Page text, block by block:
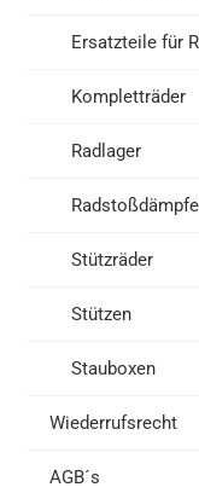
Ersatzteile für
Kompletträder
Radlager
Stützräder
Stützen
Stauboxen
Wiederrufsrecht
AGB´s